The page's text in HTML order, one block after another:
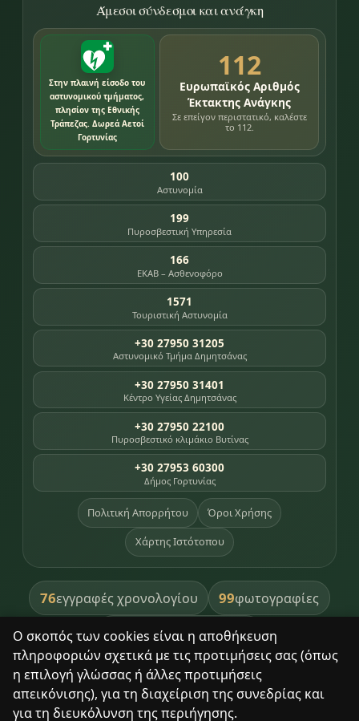
Ο σκοπός των cookies είναι η αποθήκευση
πληροφοριών σχετικά με τις προτιμήσεις σας (όπως
η επιλογή γλώσσας ή άλλες προτιμήσεις
απεικόνισης), για τη διαχείριση της συνεδρίας και
για τη διευκόλυνση της περιήγησης.
Άμεσοι σύνδεσμοι και ανάγκη
Στην πλαινή είσοδο του
αστυνομικού τμήματος,
πλησίον της Εθνικής
Τράπεζας. Δωρεά Αετοί
Γορτυνίας
112
Ευρωπαϊκός Αριθμός
Έκτακτης Ανάγκης
Σε επείγον περιστατικό, καλέστε
το 112.
100
Αστυνομία
199
Πυροσβεστική Υπηρεσία
166
ΕΚΑΒ – Ασθενοφόρο
1571
Τουριστική Αστυνομία
+30 27950 31205
Αστυνομικό Τμήμα Δημητσάνας
+30 27950 31401
Κέντρο Υγείας Δημητσάνας
+30 27950 22100
Πυροσβεστικό κλιμάκιο Βυτίνας
+30 27953 60300
Δήμος Γορτυνίας
Πολιτική Απορρήτου Όροι Χρήσης
Χάρτης Ιστότοπου
76εγγραφές χρονολογίου 99φωτογραφίες
391βιβλία βιβλιοθήκης
8σημεία κληρονομιάς